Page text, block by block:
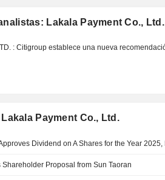
Lakala Payment Co., Ltd.
Payment Co., Ltd.
Proposal from Sun Taoran